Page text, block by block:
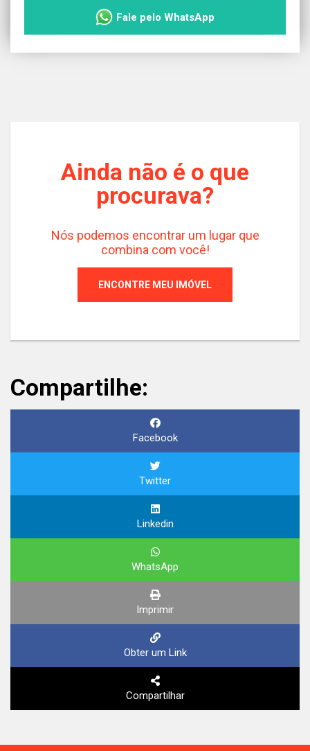
Fale pelo WhatsApp
Ainda não é o que
procurava?
Nós podemos encontrar um lugar que
combina com você!
ENCONTRE MEU IMÓVEL
Compartilhe:
Facebook
Twitter
Linkedin
WhatsApp
Imprimir
Obter um Link
Compartilhar